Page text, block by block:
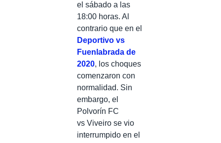
el sábado a las
18:00 horas. Al
contrario que en el
Deportivo vs
Fuenlabrada de
2020, los choques
comenzaron con
normalidad. Sin
embargo, el
Polvorín FC
vs Viveiro se vio
interrumpido en el